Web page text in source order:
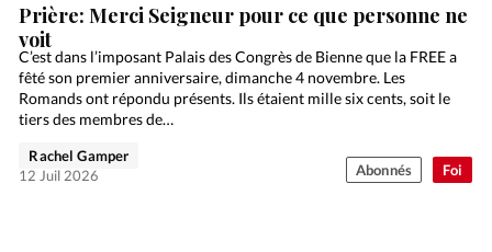
Foi
Prière: Merci Seigneur pour ce que personne ne
voit
C’est dans l’imposant Palais des Congrès de Bienne que la FREE a
fêté son premier anniversaire, dimanche 4 novembre. Les
Romands ont répondu présents. Ils étaient mille six cents, soit le
tiers des membres de…
Rachel Gamper
12 Juil 2026
Abonnés